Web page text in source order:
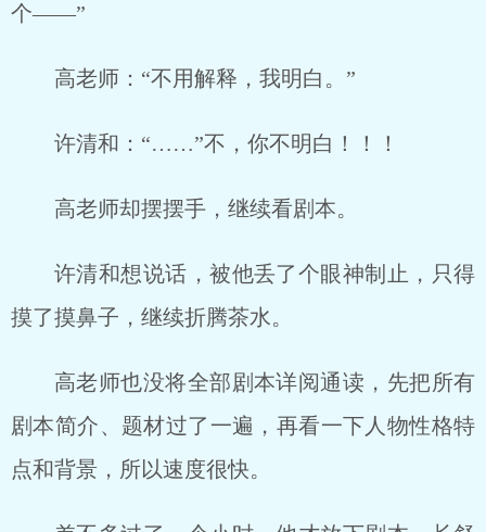
个——”
高老师：“不用解释，我明白。”
许清和：“……”不，你不明白！！！
高老师却摆摆手，继续看剧本。
许清和想说话，被他丢了个眼神制止，只得
摸了摸鼻子，继续折腾茶水。
高老师也没将全部剧本详阅通读，先把所有
剧本简介、题材过了一遍，再看一下人物性格特
点和背景，所以速度很快。